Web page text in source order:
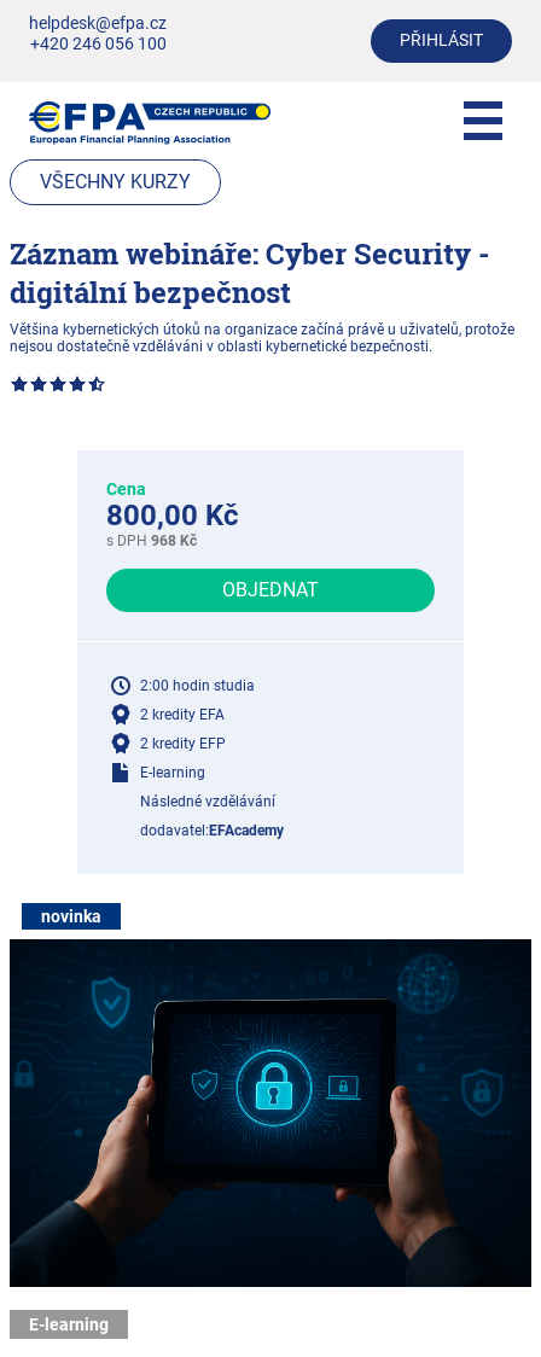
helpdesk@efpa.cz
+420 246 056 100
PŘIHLÁSIT
VŠECHNY KURZY
Záznam webináře: Cyber Security -
digitální bezpečnost
Většina kybernetických útoků na organizace začíná právě u uživatelů, protože
nejsou dostatečně vzděláváni v oblasti kybernetické bezpečnosti.
novinka
E-learning
Cena
800,00 Kč
s DPH 968 Kč
OBJEDNAT
2:00 hodin studia
2 kredity EFA
2 kredity EFP
E-learning
Následné vzdělávání
dodavatel: EFAcademy